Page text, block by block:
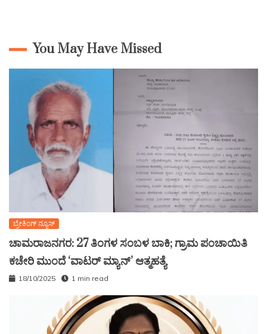
You May Have Missed
ಬ್ರೇಕಿಂಗ್ ನ್ಯೂಸ್
ಚಾಮರಾಜನಗರ: 27 ತಿಂಗಳ ಸಂಬಳ ಬಾಕಿ; ಗ್ರಾಮ ಪಂಚಾಯಿತಿ
ಕಚೇರಿ ಮುಂದೆ ‘ವಾಟರ್ ಮ್ಯಾನ್’ ಆತ್ಮಹತ್ಯೆ
18/10/2025 1 min read